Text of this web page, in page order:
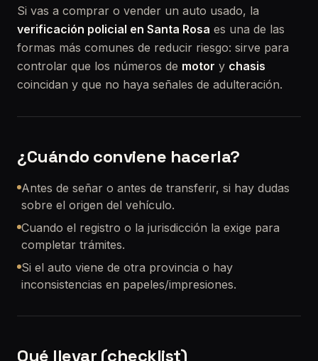
Si vas a comprar o vender un auto usado, la
verificación policial en Santa Rosa es una de las
formas más comunes de reducir riesgo: sirve para
controlar que los números de motor y chasis
coincidan y que no haya señales de adulteración.
¿Cuándo conviene hacerla?
Antes de señar o antes de transferir, si hay dudas
sobre el origen del vehículo.
Cuando el registro o la jurisdicción la exige para
completar trámites.
Si el auto viene de otra provincia o hay
inconsistencias en papeles/impresiones.
Qué llevar (checklist)